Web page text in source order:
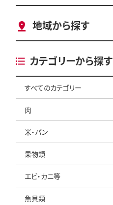
地域から探す
カテゴリーから探す
すべてのカテゴリー
肉
米・パン
果物類
エビ・カニ等
魚貝類